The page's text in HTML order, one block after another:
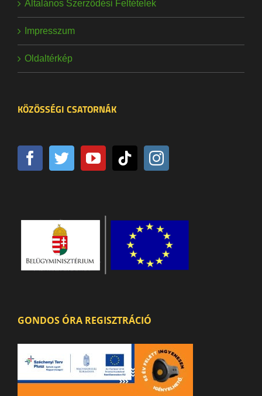
Általános Szerződési Feltételek
Impresszum
Oldaltérkép
KÖZÖSSÉGI CSATORNÁK
GONDOS ÓRA REGISZTRÁCIÓ